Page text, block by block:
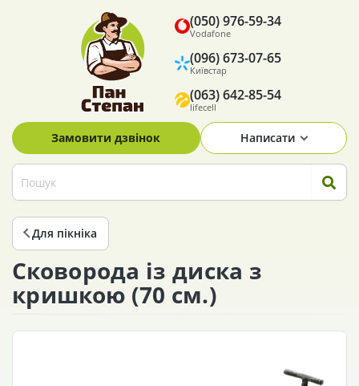
Vodafone
(050) 976-59-34
Київстар
(096) 673-07-65
lifecell
(063) 642-85-54
Замовити дзвінок Написати
Для пікніка
Сковорода із диска з
кришкою (70 см.)